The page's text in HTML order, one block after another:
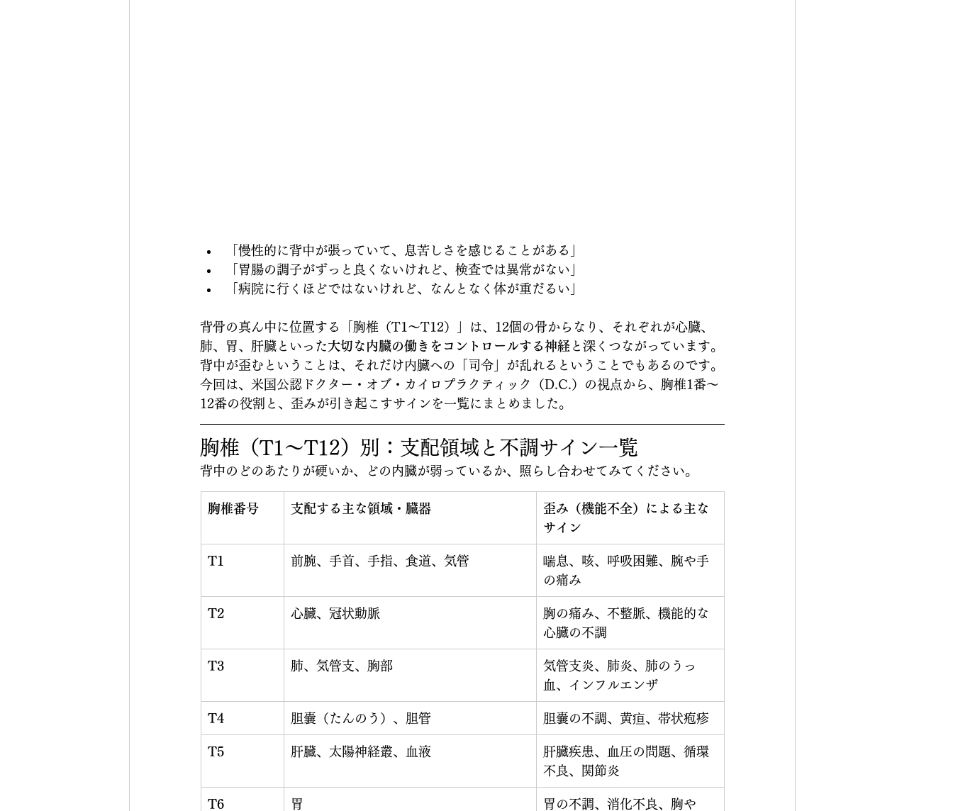
「慢性的に背中が張っていて、息苦しさを感じることがある」
「胃腸の調子がずっと良くないけれど、検査では異常がない」
「病院に行くほどではないけれど、なんとなく体が重だるい」
背骨の真ん中に位置する「胸椎（T1〜T12）」は、12個の骨からなり、それぞれが心臓、
肺、胃、肝臓といった大切な内臓の働きをコントロールする神経 と深くつながっています。
背中が歪むということは、それだけ内臓への「司令」が乱れるということでもあるのです。
今回は、米国公認ドクター・オブ・カイロプラクティック（D.C.）の視点から、胸椎1番〜
12番の役割と、歪みが引き起こすサインを一覧にまとめました。
胸椎（T1〜T12）別：支配領域と不調サイン一覧
背中のどのあたりが硬いか、どの内臓が弱っているか、照らし合わせてみてください。
胸椎番号 支配する主な領域・臓器
歪み（機能不全）による主な
サイン
T1 前腕、手首、手指、食道、気管
喘息、咳、呼吸困難、腕や手
の痛み
T2 心臓、冠状動脈
胸の痛み、不整脈、機能的な
心臓の不調
T3 肺、気管支、胸部
気管支炎、肺炎、肺のうっ
血、インフルエンザ
T4 胆嚢（たんのう）、胆管 胆嚢の不調、黄疸、帯状疱疹
T5 肝臓、太陽神経叢、血液
肝臓疾患、血圧の問題、循環
不良、関節炎
T6 胃
胃の不調、消化不良、胸や